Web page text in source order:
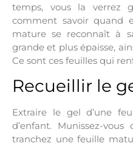
temps, vous la verrez
comment savoir quand
mature se reconnaît à
grande et plus épaisse,
Ce sont ces feuilles qui
Recueillir le
Extraire le gel d’une
d’enfant. Munissez-
tranchez une feuille